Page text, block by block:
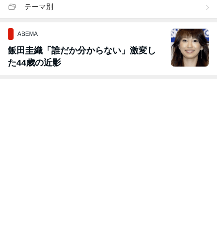
テーマ別
ABEMA
飯田圭織「誰だか分からない」激変し
た44歳の近影